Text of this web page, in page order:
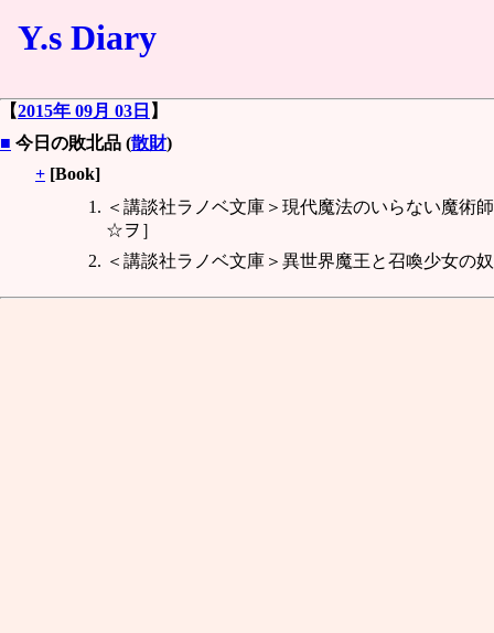
Y.s Diary
【2015年 09月 03日 】
■ 今日の敗北品 (散財)
+ [Book]
＜講談社ラノベ文庫＞現代魔法のいらない魔術
☆ヲ］
＜講談社ラノベ文庫＞異世界魔王と召喚少女の